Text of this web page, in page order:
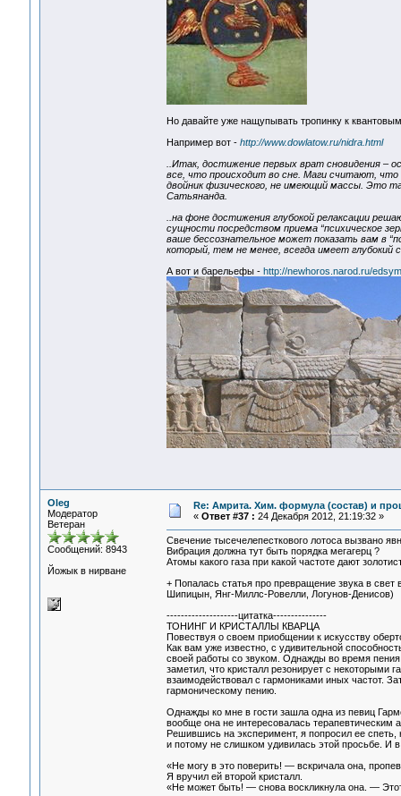
Но давайте уже нащупывать тропинку к
Например вот - http://www.dowlatow.ru/nidra.html
..Итак, достижение первых врат сновидения –
все, что происходит во сне. Маги считают,
двойник физического, не имеющий массы. Это
Сатьянанда.
..на фоне достижения глубокой релаксации
сущности посредством приема “психическое
ваше бессознательное может показать вам в
который, тем не менее, всегда имеет глубокий
А вот и барельефы - http://newhoros.narod.ru/
Oleg
Модератор
Ветеран
Сообщений: 8943
Йожык в нирване
Re: Амрита. Хим. формула (состав) и
« Ответ #37 : 24 Декабря 2012, 21:19:32 »
Свечение тысечелепесткового лотоса вызвано
Вибрация должна тут быть порядка мегагерц ?
Атомы какого газа при какой частоте дают
+ Попалась статья про превращение звука в свет
Шипицын, Янг-Миллс-Ровелли, Логунов-Денисов)
--------------------цитатка---------------
ТОНИНГ И КРИСТАЛЛЫ КВАРЦА
Повествуя о своем приобщении к искусству
Как вам уже известно, с удивительной
своей работы со звуком. Однажды во время
заметил, что кристалл резонирует с некоторыми
взаимодействовал с гармониками иных частот.
гармоническому пению.
Однажды ко мне в гости зашла одна из певиц
вообще она не интересовалась терапевтическим
Решившись на эксперимент, я попросил ее
и потому не слишком удивилась этой просьбе. И
«Не могу в это поверить! — вскричала она,
Я вручил ей второй кристалл.
«Не может быть! — снова воскликнула она. —